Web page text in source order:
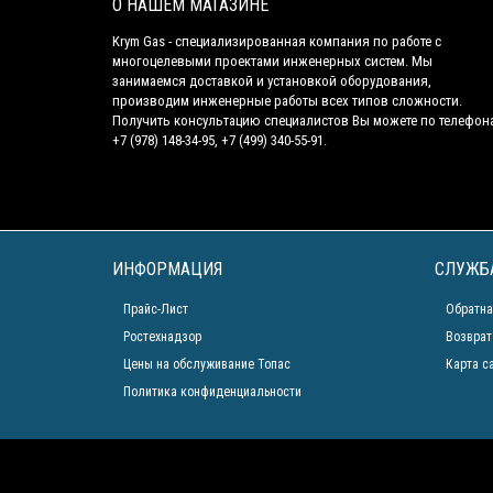
О НАШЕМ МАГАЗИНЕ
Krym Gas - специализированная компания по работе с
многоцелевыми проектами инженерных систем. Мы
занимаемся доставкой и установкой оборудования,
производим инженерные работы всех типов сложности.
Получить консультацию специалистов Вы можете по
+7 (978) 148-34-95, +7 (499) 340-55-91.
ИНФОРМАЦИЯ
Прайс-Лист
Ростехнадзор
Цены на обслуживание Топас
Политика конфиденциальности
Карта